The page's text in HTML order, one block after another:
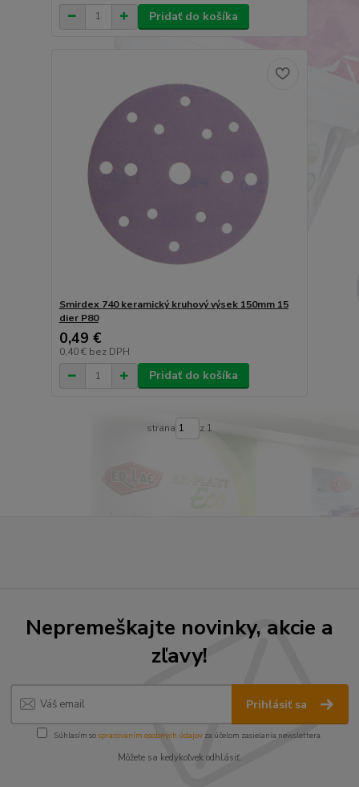
Pridať do košíka
Smirdex 740 keramický kruhový výsek 150mm 15
dier P80
0,49 €
0,40 € bez DPH
Pridať do košíka
strana z 1
Nepremeškajte novinky, akcie a
zľavy!
Prihlásiť sa
Súhlasím sospracovaním osobných údajov za účelom zasielania newslettera.
Môžete sa kedykoľvek odhlásiť.